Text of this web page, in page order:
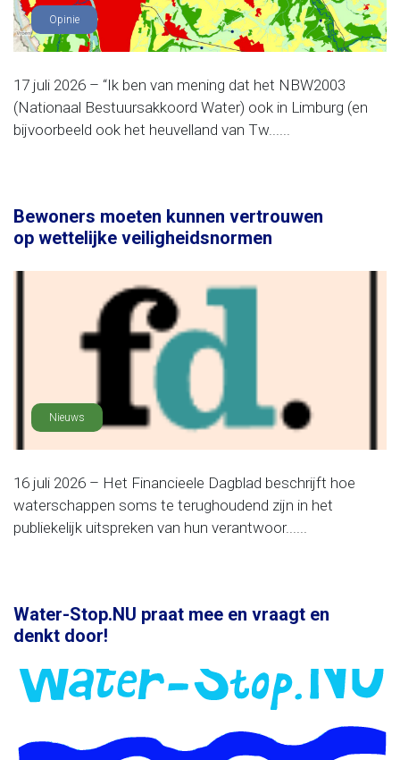
Opinie
17 juli 2026 – “Ik ben van mening dat het NBW2003
(Nationaal Bestuursakkoord Water) ook in Limburg (en
bijvoorbeeld ook het heuvelland van Tw......
Bewoners moeten kunnen vertrouwen
op wettelijke veiligheidsnormen
Nieuws
16 juli 2026 – Het Financieele Dagblad beschrijft hoe
waterschappen soms te terughoudend zijn in het
publiekelijk uitspreken van hun verantwoor......
Water-Stop.NU praat mee en vraagt en
denkt door!